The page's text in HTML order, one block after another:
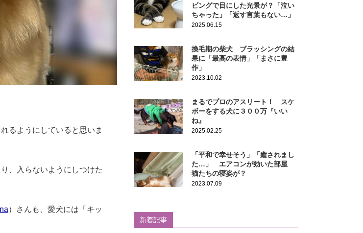
るようにしていると思いま
、入らないようにしつけた
）さんも、愛犬には「キッ
ビングで目にした光景が？「泣い
ちゃった」「返す言葉もない…」
2025.06.15
換毛期の柴犬 ブラッシングの結
果に「最高の表情」「まさに豊
作」
2023.10.02
まるでプロのアスリート！ スケ
ボーをする犬に３００万『いい
ね』
2025.02.25
「平和で幸せそう」「癒されまし
た…」 エアコンが効いた部屋
猫たちの寝姿が？
2023.07.09
新着記事